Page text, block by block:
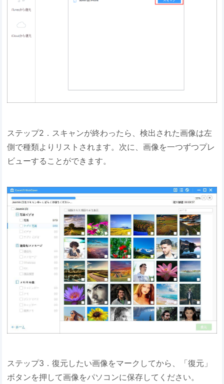
ステップ2．スキャンが終わったら、検出された画像は左
側で種類よりリストされます。次に、画像を一つずつプレ
ビューすることができます。
ステップ3．復元したい画像をマークしてから、「復元」
ボタンを押して画像をパソコンに保存してください。